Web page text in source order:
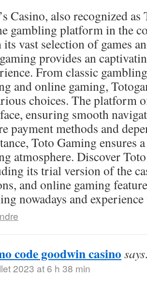
Casino, also recognized
gambling platform in the
vast selection of games
provides an
From classic
and online gaming,
choices. The platform
ensuring smooth
payment methods and
Toto Gaming ensures
atmosphere. Discover
its trial version of the
and online gaming
nowadays and
code goodwin casino
2023 at 6 h 38 min